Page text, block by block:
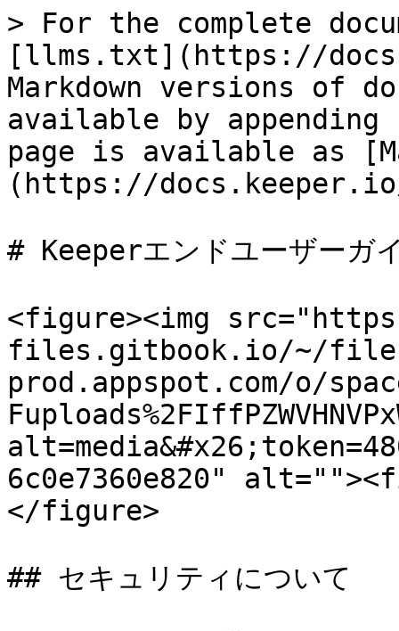
> For the complete
[llms.txt](https://
Markdown versions of
available by
page is available as
(https://
# Keeperエンドユーザーガ
<figure><img
files.gitbook.io/~/
prod.appspot.com/o/
6c0e7360e820"
</figure>
## セキュリティについて